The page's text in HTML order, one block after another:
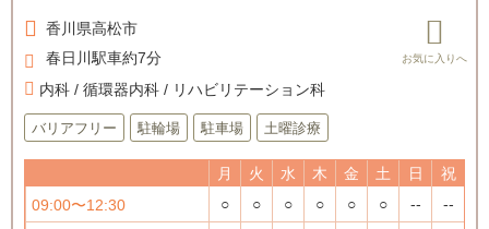
香川県高松市
春日川駅車約7分
内科 / 循環器内科 / リハビリテーション科
バリアフリー 駐輪場 駐車場 土曜診療
月 火 水 木 金 土 日
祝
09:00〜12:30
○ ○ ○ ○ ○ ○ -- --